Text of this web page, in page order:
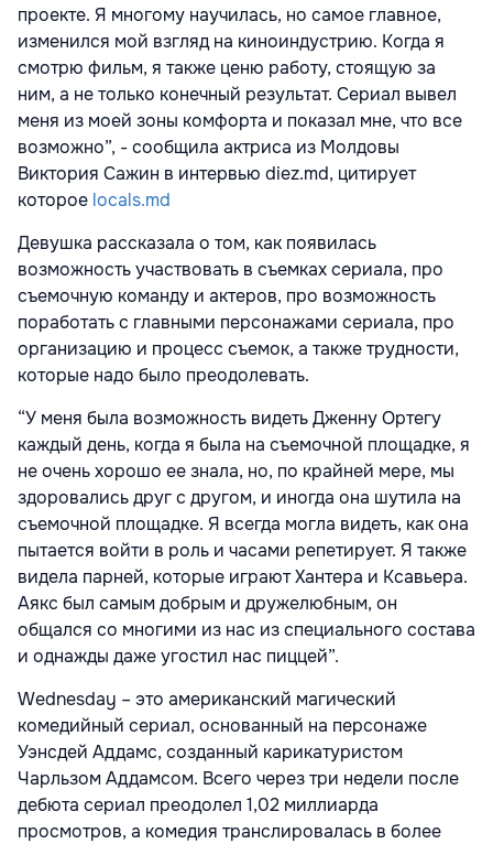
проекте. Я многому научилась, но самое главное,
изменился мой взгляд на киноиндустрию. Когда я
смотрю фильм, я также ценю работу, стоящую за
ним, а не только конечный результат. Сериал вывел
меня из моей зоны комфорта и показал мне, что все
возможно”, - сообщила актриса из Молдовы
Виктория Сажин в интервью diez.md, цитирует
которое locals.md
Девушка рассказала о том, как появилась
возможность участвовать в съемках сериала, про
съемочную команду и актеров, про возможность
поработать с главными персонажами сериала, про
организацию и процесс съемок, а также трудности,
которые надо было преодолевать.
“У меня была возможность видеть Дженну Ортегу
каждый день, когда я была на съемочной площадке, я
не очень хорошо ее знала, но, по крайней мере, мы
здоровались друг с другом, и иногда она шутила на
съемочной площадке. Я всегда могла видеть, как она
пытается войти в роль и часами репетирует. Я также
видела парней, которые играют Хантера и Ксавьера.
Аякс был самым добрым и дружелюбным, он
общался со многими из нас из специального состава
и однажды даже угостил нас пиццей”.
Wednesday – это американский магический
комедийный сериал, основанный на персонаже
Уэнсдей Аддамс, созданный карикатуристом
Чарльзом Аддамсом. Всего через три недели после
дебюта сериал преодолел 1,02 миллиарда
просмотров, а комедия транслировалась в более